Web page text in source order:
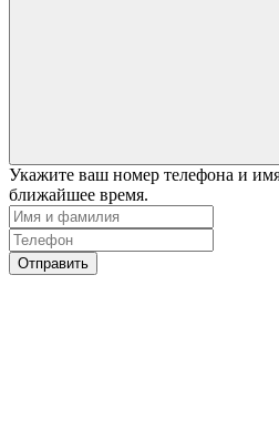
Укажите ваш номер телефона и
ближайшее время.
Отправить